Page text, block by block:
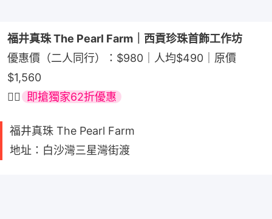
福井真珠 The Pearl Farm｜西貢珍珠首飾工作坊
優惠價（二人同行）：$980｜人均$490｜原價
$1,560
👉🏻
即搶獨家62折優惠
福井真珠 The Pearl Farm
地址：白沙灣三星灣街渡